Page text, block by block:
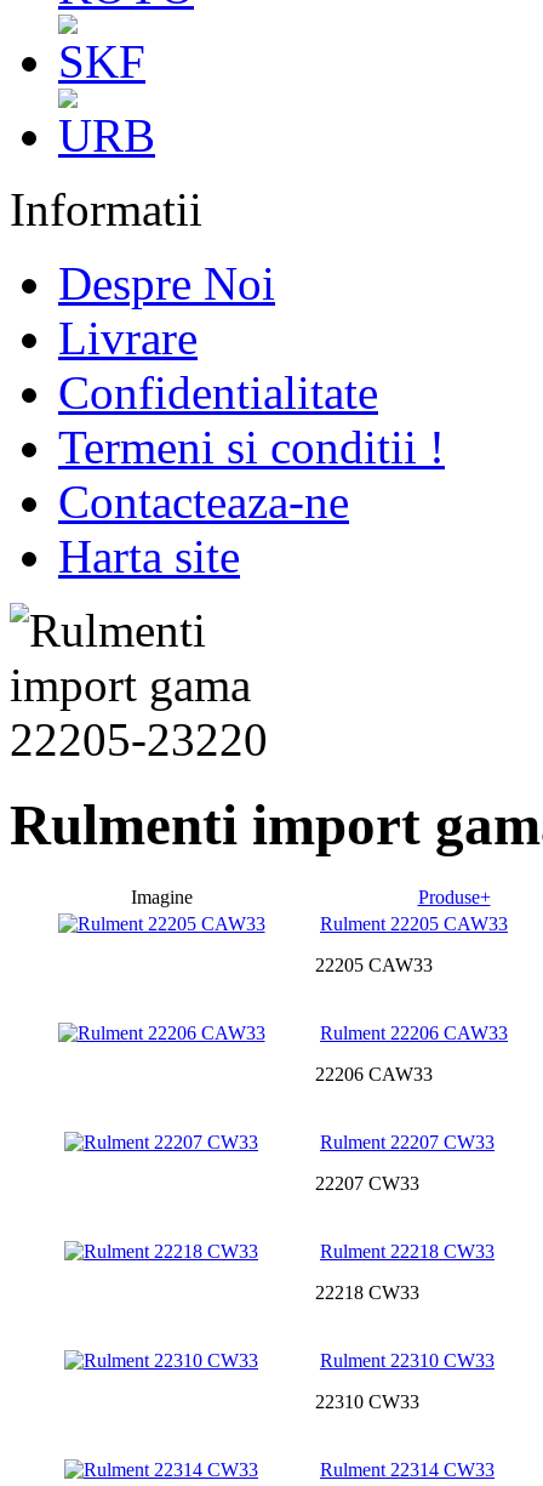
Informatii
Despre Noi
Livrare
Confidentialitate
Termeni si conditii !
Contacteaza-ne
Harta site
Rulmenti import
Imagine
Produse+
Rulment 22205 CAW33
22205 CAW33
Rulment 22206 CAW33
22206 CAW33
Rulment 22207 CW33
22207 CW33
Rulment 22218 CW33
22218 CW33
Rulment 22310 CW33
22310 CW33
Rulment 22314 CW33